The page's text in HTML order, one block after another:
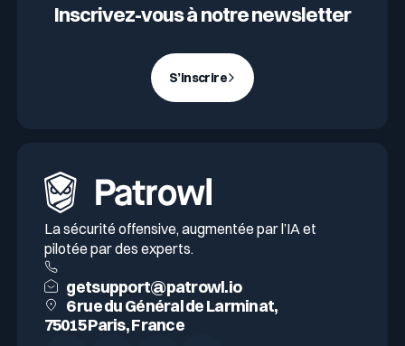
Inscrivez-vous à notre newsletter
S’inscrire
La sécurité offensive, augmentée par l’IA et
pilotée par des experts.
getsupport@patrowl.io
6 rue du Général de Larminat,
75015 Paris, France